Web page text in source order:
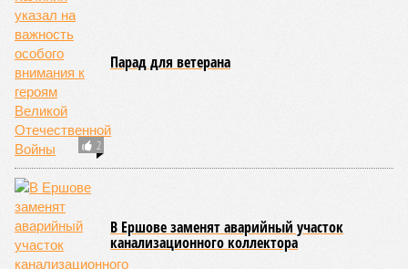
2
Парад для ветерана
В Ершове заменят аварийный участок
канализационного коллектора